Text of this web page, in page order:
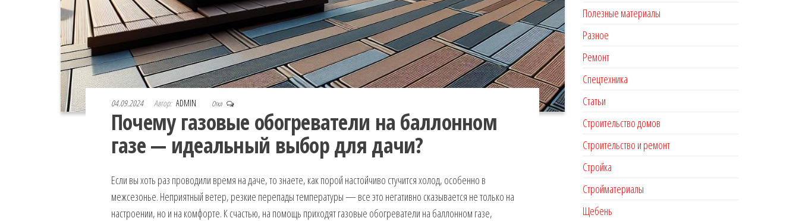
04.09.2024 Автор: ADMIN Откл
Почему газовые обогреватели на баллонном
газе — идеальный выбор для дачи?
Если вы хоть раз проводили время на даче, то знаете, как порой настойчиво стучится холод, особенно в
межсезонье. Неприятный ветер, резкие перепады температуры — все это негативно сказывается не только на
настроении, но и на комфорте. К счастью, на помощь приходят газовые обогреватели на баллонном газе,
Полезные материалы
Разное
Ремонт
Спецтехника
Статьи
Строительство домов
Строительство и ремонт
Стройка
Стройматериалы
Щебень